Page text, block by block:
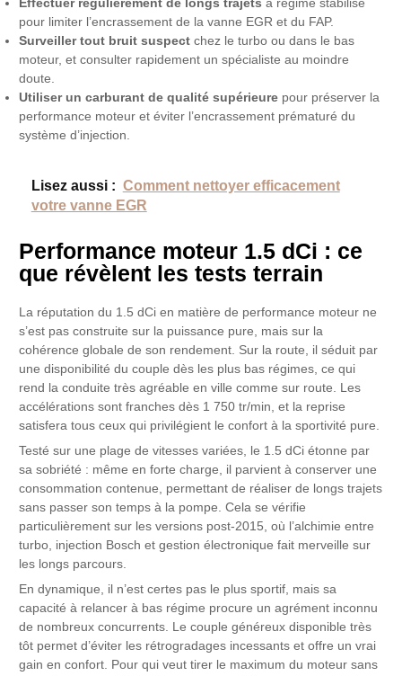
Effectuer régulièrement de longs trajets à régime stabilisé
pour limiter l’encrassement de la vanne EGR et du FAP.
Surveiller tout bruit suspect chez le turbo ou dans le bas
moteur, et consulter rapidement un spécialiste au moindre
doute.
Utiliser un carburant de qualité supérieure pour préserver la
performance moteur et éviter l’encrassement prématuré du
système d’injection.
Lisez aussi : Comment nettoyer efficacement
votre vanne EGR
Performance moteur 1.5 dCi : ce
que révèlent les tests terrain
La réputation du 1.5 dCi en matière de performance moteur ne
s’est pas construite sur la puissance pure, mais sur la
cohérence globale de son rendement. Sur la route, il séduit par
une disponibilité du couple dès les plus bas régimes, ce qui
rend la conduite très agréable en ville comme sur route. Les
accélérations sont franches dès 1 750 tr/min, et la reprise
satisfera tous ceux qui privilégient le confort à la sportivité pure.
Testé sur une plage de vitesses variées, le 1.5 dCi étonne par
sa sobriété : même en forte charge, il parvient à conserver une
consommation contenue, permettant de réaliser de longs trajets
sans passer son temps à la pompe. Cela se vérifie
particulièrement sur les versions post-2015, où l’alchimie entre
turbo, injection Bosch et gestion électronique fait merveille sur
les longs parcours.
En dynamique, il n’est certes pas le plus sportif, mais sa
capacité à relancer à bas régime procure un agrément inconnu
de nombreux concurrents. Le couple généreux disponible très
tôt permet d’éviter les rétrogradages incessants et offre un vrai
gain en confort. Pour qui veut tirer le maximum du moteur sans